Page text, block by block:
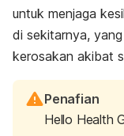
untuk menjaga
di sekitarnya,
kerosakan akibat
Penafian
Hello Health